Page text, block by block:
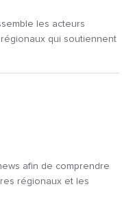
afin de comprendre
régionaux et les
les acteurs
qui soutiennent